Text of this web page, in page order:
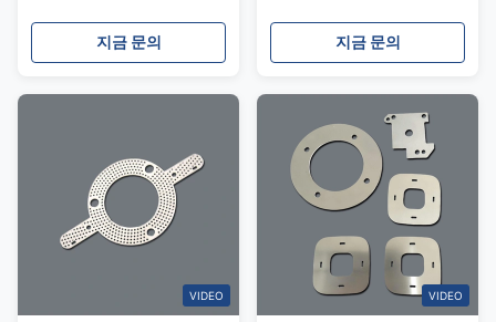
지금 문의
지금 문의
VIDEO VIDEO